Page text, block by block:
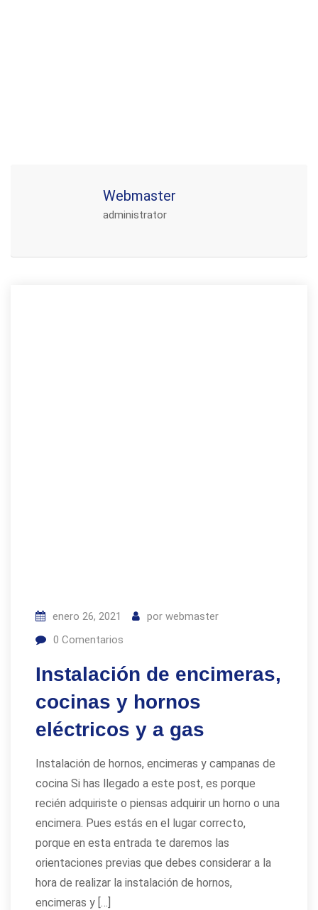
Webmaster
administrator
enero 26, 2021 por webmaster
0 Comentarios
Instalación de encimeras,
cocinas y hornos
eléctricos y a gas
Instalación de hornos, encimeras y campanas de
cocina Si has llegado a este post, es porque
recién adquiriste o piensas adquirir un horno o una
encimera. Pues estás en el lugar correcto,
porque en esta entrada te daremos las
orientaciones previas que debes considerar a la
hora de realizar la instalación de hornos,
encimeras y […]